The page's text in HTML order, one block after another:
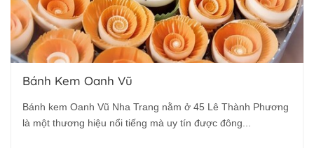
Bánh Kem Oanh Vũ
Bánh kem Oanh Vũ Nha Trang nằm ở 45 Lê Thành Phương
là một thương hiệu nổi tiếng mà uy tín được đông...